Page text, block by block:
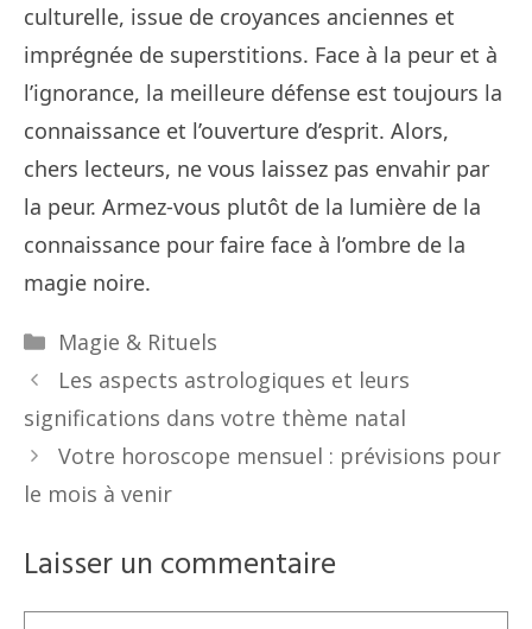
culturelle, issue de croyances anciennes et
imprégnée de superstitions. Face à la peur et à
l’ignorance, la meilleure défense est toujours la
connaissance et l’ouverture d’esprit. Alors,
chers lecteurs, ne vous laissez pas envahir par
la peur. Armez-vous plutôt de la lumière de la
connaissance pour faire face à l’ombre de la
magie noire.
Catégories
Magie & Rituels
Les aspects astrologiques et leurs
significations dans votre thème natal
Votre horoscope mensuel : prévisions pour
le mois à venir
Laisser un commentaire